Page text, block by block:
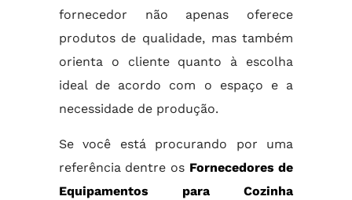
fornecedor não apenas oferece
produtos de qualidade, mas também
orienta o cliente quanto à escolha
ideal de acordo com o espaço e a
necessidade de produção.
Se você está procurando por uma
referência dentre os Fornecedores de
Equipamentos para Cozinha